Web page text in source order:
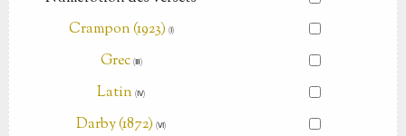
Crampon (1923) (Ⅰ)
Grec (Ⅲ)
Latin (Ⅳ)
Darby (1872) (Ⅵ)